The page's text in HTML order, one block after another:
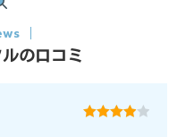
の口コミ